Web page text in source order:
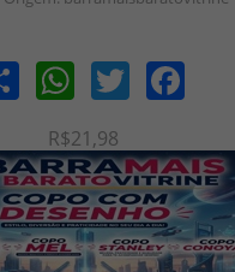
Share WhatsAppTwitter Facebook
R$21,98